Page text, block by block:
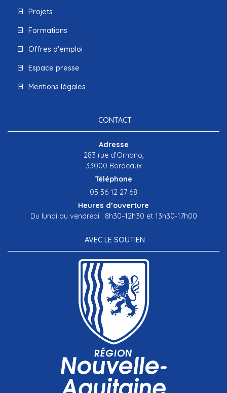
Projets
Formations
Offres d'emploi
Espace presse
Mentions légales
CONTACT
Adresse
283 rue d’Ornano,
33000 Bordeaux
Téléphone
05 56 12 27 68
Heures d’ouverture
Du lundi au vendredi : 8h30–12h30 et 13h30-17h00
AVEC LE SOUTIEN